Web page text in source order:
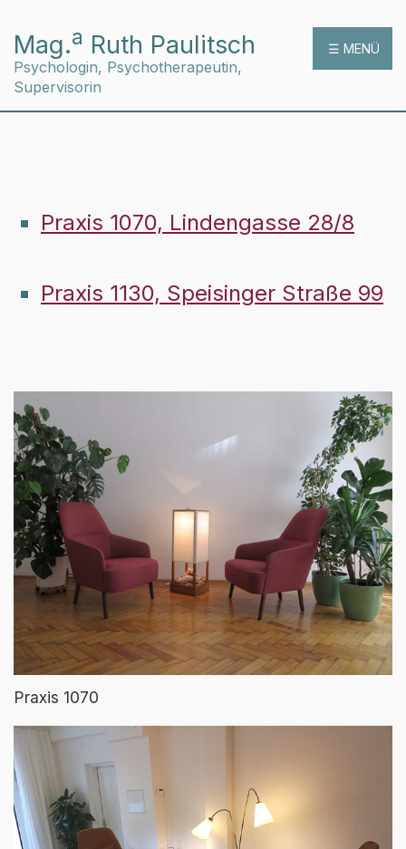
Mag.a Ruth Paulitsch
Psychologin, Psychotherapeutin,
Supervisorin
☰ MENÜ
Praxis 1070, Lindengasse 28/8
Praxis 1130, Speisinger Straße 99
Praxis 1070